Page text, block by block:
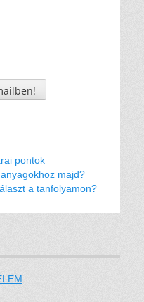
pontok
majd?
a tanfolyamon?